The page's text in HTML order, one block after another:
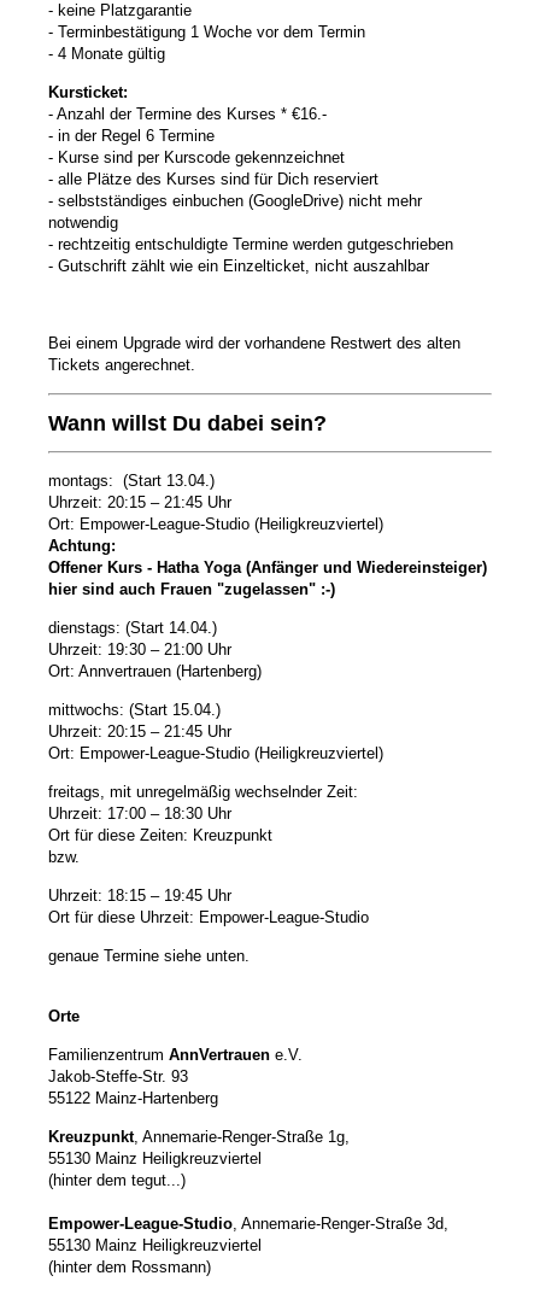
- keine Platzgarantie
- Terminbestätigung 1 Woche vor dem Termin
- 4 Monate gültig
Kursticket:
- Anzahl der Termine des Kurses * €16.-
- in der Regel 6 Termine
- Kurse sind per Kurscode gekennzeichnet
- alle Plätze des Kurses sind für Dich reserviert
- selbstständiges einbuchen (GoogleDrive) nicht mehr
notwendig
- rechtzeitig entschuldigte Termine werden gutgeschrieben
- Gutschrift zählt wie ein Einzelticket, nicht auszahlbar
Bei einem Upgrade wird der vorhandene Restwert des alten
Tickets angerechnet.
Wann willst Du dabei sein?
montags: (Start 13.04.)
Uhrzeit: 20:15 – 21:45 Uhr
Ort: Empower-League-Studio (Heiligkreuzviertel)
Achtung:
Offener Kurs - Hatha Yoga (Anfänger und Wiedereinsteiger)
hier sind auch Frauen "zugelassen" :-)
dienstags: (Start 14.04.)
Uhrzeit: 19:30 – 21:00 Uhr
Ort: Annvertrauen (Hartenberg)
mittwochs: (Start 15.04.)
Uhrzeit: 20:15 – 21:45 Uhr
Ort: Empower-League-Studio (Heiligkreuzviertel)
freitags, mit unregelmäßig wechselnder Zeit:
Uhrzeit: 17:00 – 18:30 Uhr
Ort für diese Zeiten: Kreuzpunkt
bzw.
Uhrzeit: 18:15 – 19:45 Uhr
Ort für diese Uhrzeit: Empower-League-Studio
genaue Termine siehe unten.
Orte
Familienzentrum AnnVertrauen e.V.
Jakob-Steffe-Str. 93
55122 Mainz-Hartenberg
Kreuzpunkt, Annemarie-Renger-Straße 1g,
55130 Mainz Heiligkreuzviertel
(hinter dem tegut...)
Empower-League-Studio, Annemarie-Renger-Straße 3d,
55130 Mainz Heiligkreuzviertel
(hinter dem Rossmann)